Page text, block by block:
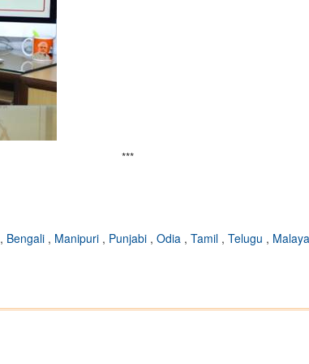
***
, Bengali , Manipuri , Punjabi , Odia , Tamil , Telugu ,